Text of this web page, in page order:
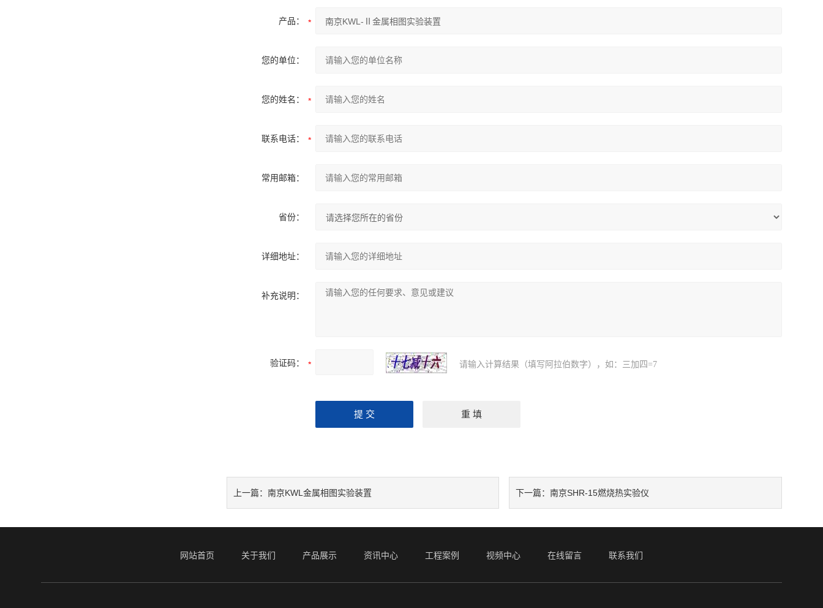
产品：
您的单位：
您的姓名：
联系电话：
常用邮箱：
省份：
详细地址：
补充说明：
验证码： 请输入计算结果（填写阿拉伯数字），如：三加四=7
上一篇： 南京KWL金属相图实验装置 下一篇：南京SHR-15燃烧热实验仪
网站首页 关于我们 产品展示 资讯中心 工程案例 视频中心 在线留言 联系我们